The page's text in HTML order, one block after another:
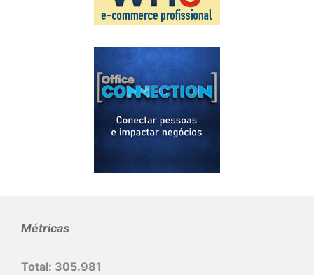
Métricas
Total: 305.981